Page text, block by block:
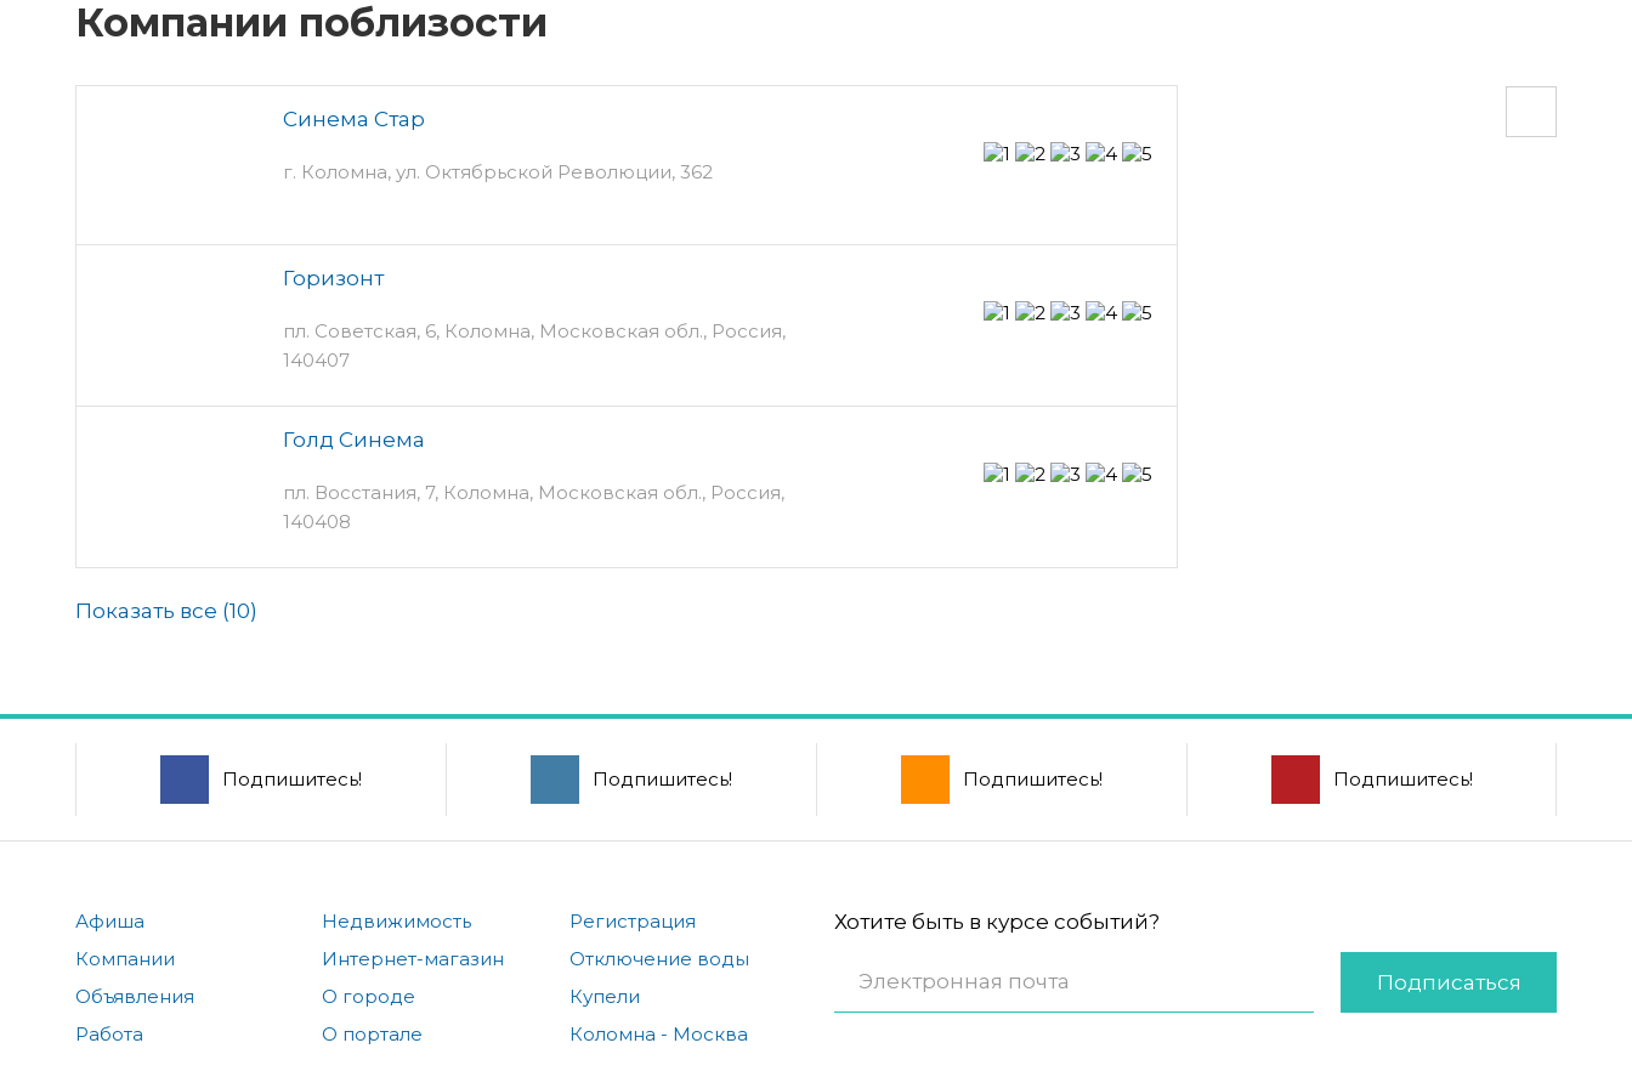
Компании поблизости
Синема Стар
г. Коломна, ул. Октябрьской Революции, 362
Горизонт
пл. Советская, 6, Коломна, Московская обл., Россия,
140407
Голд Синема
пл. Восстания, 7, Коломна, Московская обл., Россия,
140408
Показать все (10)
Подпишитесь! Подпишитесь! Подпишитесь! Подпишитесь!
Афиша
Компании
Объявления
Работа
Недвижимость
Интернет-магазин
О городе
О портале
Регистрация
Отключение воды
Купели
Коломна - Москва
Хотите быть в курсе событий?
Подписаться